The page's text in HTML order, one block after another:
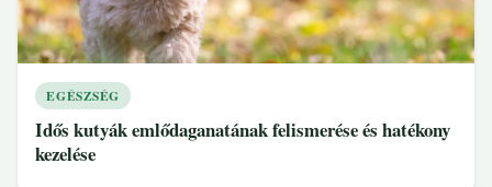
EGÉSZSÉG
Idős kutyák emlődaganatának felismerése és hatékony
kezelése